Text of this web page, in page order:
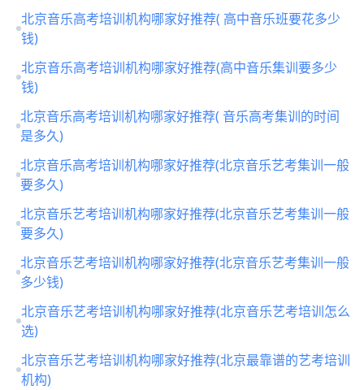
北京音乐高考培训机构哪家好推荐( 高中音乐班要花多少
钱)
北京音乐高考培训机构哪家好推荐(高中音乐集训要多少
钱)
北京音乐高考培训机构哪家好推荐( 音乐高考集训的时间
是多久)
北京音乐高考培训机构哪家好推荐(北京音乐艺考集训一般
要多久)
北京音乐艺考培训机构哪家好推荐(北京音乐艺考集训一般
要多久)
北京音乐艺考培训机构哪家好推荐(北京音乐艺考集训一般
多少钱)
北京音乐艺考培训机构哪家好推荐(北京音乐艺考培训怎么
选)
北京音乐艺考培训机构哪家好推荐(北京最靠谱的艺考培训
机构)